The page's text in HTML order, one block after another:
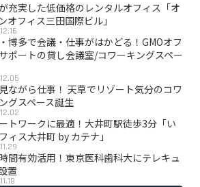
充実した低価格のレンタルオフィス「オ
オフィス三田国際ビル」
博多で会議・仕事がはかどる！GMOオフ
ポートの貸し会議室/コワーキングスペー
ながら仕事！ 天草でリゾート気分のコワ
グスペース誕生
トワークに最適！大井町駅徒歩3分「い
ィス大井町 by カテナ」
間有効活用！東京医科歯科大にテレキュ
置